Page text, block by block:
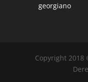
georgiano
Copyright 2018